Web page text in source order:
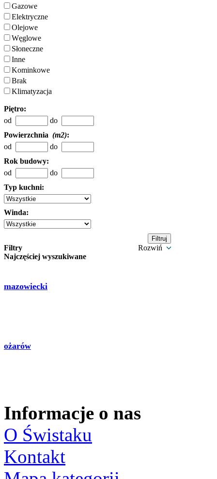
Gazowe
Elektryczne
Olejowe
Węglowe
Słoneczne
Inne
Kominkowe
Brak
Klimatyzacja
Piętro:
od
do
Powierzchnia (m2):
od
do
Rok budowy:
od
do
Typ kuchni:
Winda:
Filtry
Rozwiń
Najczęściej wyszukiwane
mazowiecki
ożarów
Informacje o nas
O Świstaku
Kontakt